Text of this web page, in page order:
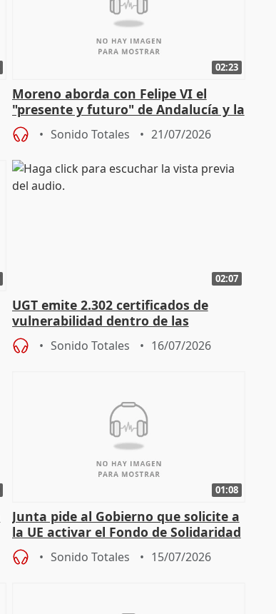
02:23
Moreno aborda con Felipe VI el
"presente y futuro" de Andalucía y la
preocupación por los incendios
Sonido Totales 21/07/2026
02:07
UGT emite 2.302 certificados de
vulnerabilidad dentro de las
solicitudes de regulación C-LM
Sonido Totales 16/07/2026
01:08
Junta pide al Gobierno que solicite a
la UE activar el Fondo de Solidaridad
para afrontar daños del
Sonido Totales 15/07/2026